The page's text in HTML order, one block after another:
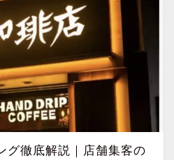
グ徹底解説｜店舗集客の